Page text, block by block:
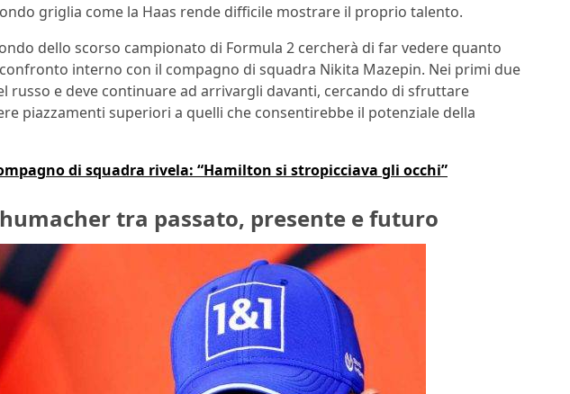
griglia come la Haas rende difficile mostrare il proprio talento.
dello scorso campionato di Formula 2 cercherà di far vedere quanto
interno con il compagno di squadra Nikita Mazepin. Nei primi due
russo e deve continuare ad arrivargli davanti, cercando di sfruttare
piazzamenti superiori a quelli che consentirebbe il potenziale della
di squadra rivela: “Hamilton si stropicciava gli occhi”
tra passato, presente e futuro